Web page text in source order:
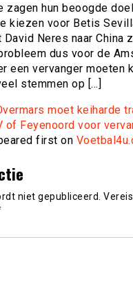
zagen hun beoogde
kiezen voor Betis
Neres naar China
dus voor de
een vervanger moeten
stemmen op […]
moet keiharde
of Feyenoord voor
first on
niet gepubliceerd.